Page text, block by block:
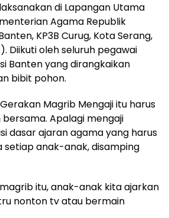
di Lapangan Utama
Agama Republik
KP3B Curug, Kota Serang,
Diikuti oleh seluruh pegawai
Banten yang dirangkaikan
bibit pohon.
Magrib Mengaji itu harus
Apalagi mengaji
dasar ajaran agama yang harus
anak-anak, disamping
itu, anak-anak kita ajarkan
nonton tv atau bermain